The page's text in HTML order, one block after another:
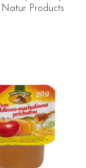
Natur Products